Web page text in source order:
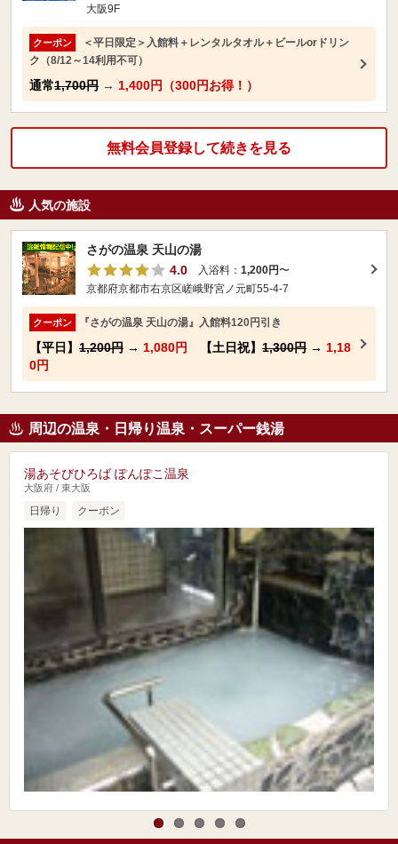
大阪9F
クーポン
＜平日限定＞入館料＋レンタルタオル＋ビールorドリン
ク（8/12～14利用不可）
通常1,700円 → 1,400円（300円お得！）
無料会員登録して続きを見る
人気の施設
さがの温泉 天山の湯
4.0
入浴料： 1,200円〜
京都府京都市右京区嵯峨野宮ノ元町55-4-7
クーポン 『さがの温泉 天山の湯』入館料120円引き
【平日】 1,200円 → 1,080円 【土日祝】 1,300円 → 1,18
0円
周辺の温泉・日帰り温泉・スーパー銭湯
湯あそびひろば ぽんぽこ温泉
大阪府 / 東大阪
日帰り クーポン